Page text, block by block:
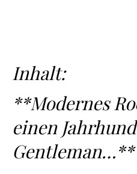
Inhalt:
**Modernes
einen
Gentleman…**